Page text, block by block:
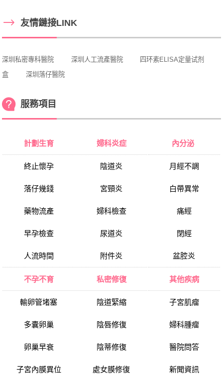
友情鏈接LINK
深圳私密專科醫院 深圳人工流產醫院
四环素ELISA定量试剂
盒
深圳落仔醫院
服務項目
計劃生育
終止懷孕
落仔幾錢
藥物流產
早孕檢查
人流時間
婦科炎症
陰道炎
宮頸炎
婦科檢查
尿道炎
附件炎
內分泌
月經不調
白帶異常
痛經
閉經
盆腔炎
不孕不育
輸卵管堵塞
多囊卵巢
卵巢早衰
子宮內膜異位
私密修復
陰道緊縮
陰唇修復
陰蒂修復
處女膜修復
其他疾病
子宮肌瘤
婦科腫瘤
醫院問答
新聞資訊